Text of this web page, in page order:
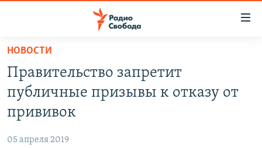
упрощенного
доступа
Вернуться
основному
Вернутся
ПОДКАСТЫ
АВТОРСКИЕ ПРОЕКТЫ
НОВОСТИ
Правительство запретит
публичные призывы к отказу от
прививок
05 апреля 2019